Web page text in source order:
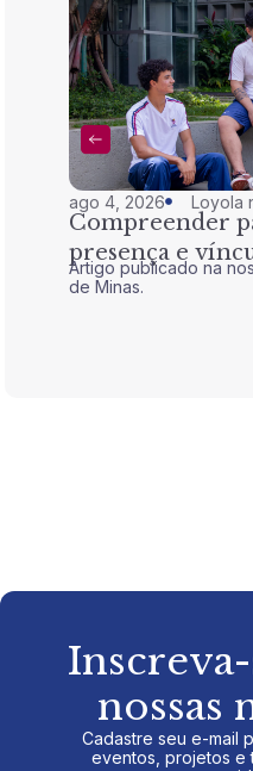
ago 4, 2026 Loyola
Compreender
presença e
Artigo publicado na
de Minas.
nossas
Cadastre seu e-mail
eventos, projetos e